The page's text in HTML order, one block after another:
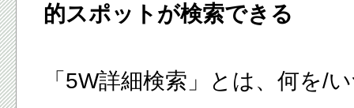
的スポットが検索できる
「5W詳細検索」とは、何を/